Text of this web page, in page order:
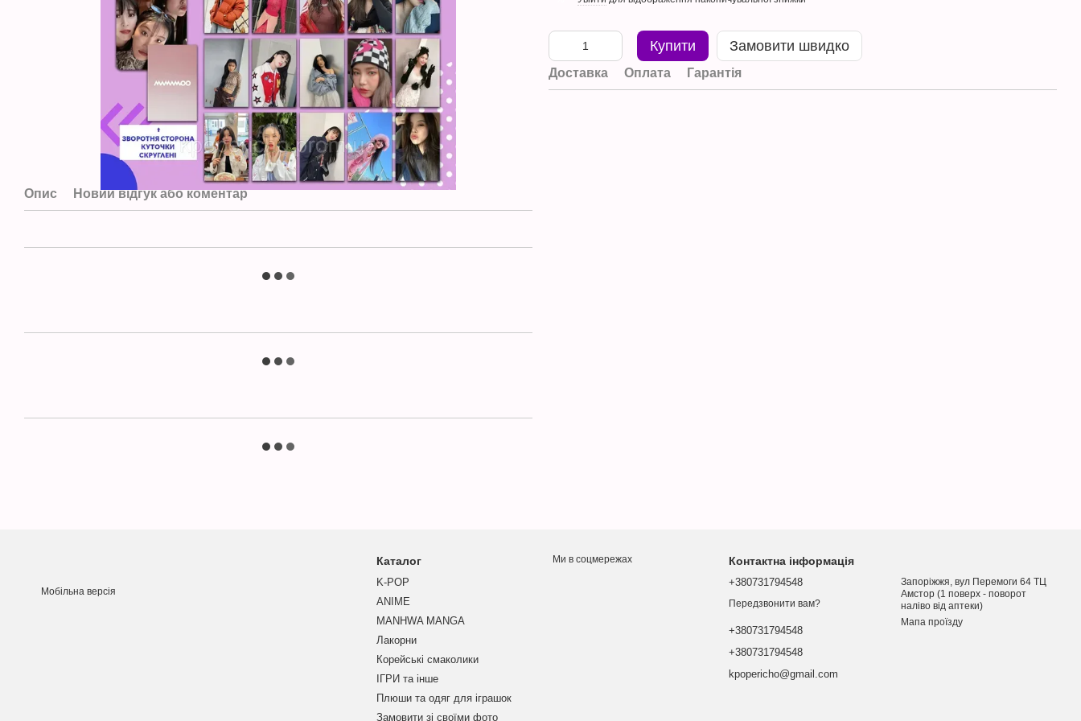
Опис Новий відгук або коментар
Купити Замовити швидко
Доставка Оплата Гарантія
Мобільна версія
Каталог
K-POP
ANIME
MANHWA MANGA
Лакорни
Корейські смаколики
ІГРИ та інше
Плюши та одяг для іграшок
Замовити зі своїми фото
Ми в соцмережах Контактна інформація
+380731794548
Передзвонити вам?
+380731794548
+380731794548
kpopericho@gmail.com
Запоріжжя, вул Перемоги 64 ТЦ
Амстор (1 поверх - поворот
наліво від аптеки)
Мапа проїзду